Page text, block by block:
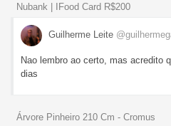
Nubank | IFood Card R$200
Guilherme Leite
Nao lembro ao certo, mas acredito
dias
Árvore Pinheiro 210 Cm - Cromus